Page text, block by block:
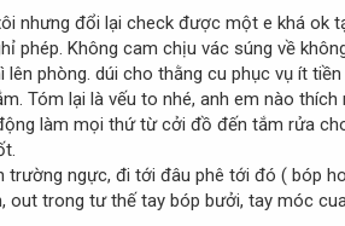
nhưng đổi lại check được một e khá ok
phép. Không cam chịu vác súng về
phòng. dúi cho thằng cu phục vụ ít
Tóm lại là vếu to nhé, anh em nào
làm mọi thứ từ cởi đồ đến tắm rửa
ngực, đi tới đâu phê tới đó ( bóp
out trong tư thế tay bóp bưởi, tay móc